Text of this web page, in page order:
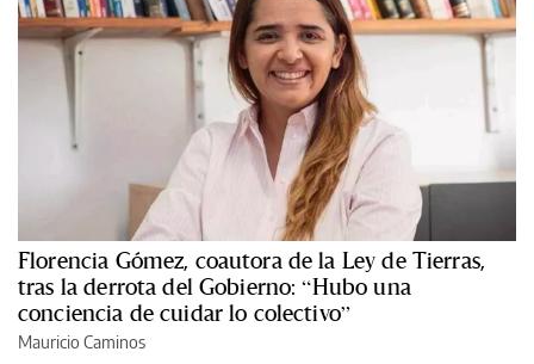
Florencia Gómez, coautora de la Ley de Tierras,
tras la derrota del Gobierno: “Hubo una
conciencia de cuidar lo colectivo”
Mauricio Caminos